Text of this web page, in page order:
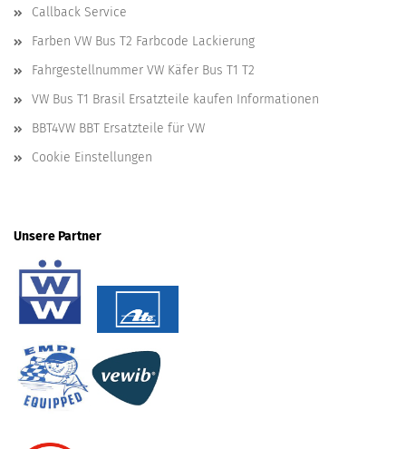
Callback Service
Farben VW Bus T2 Farbcode Lackierung
Fahrgestellnummer VW Käfer Bus T1 T2
VW Bus T1 Brasil Ersatzteile kaufen Informationen
BBT4VW BBT Ersatzteile für VW
Cookie Einstellungen
Unsere Partner